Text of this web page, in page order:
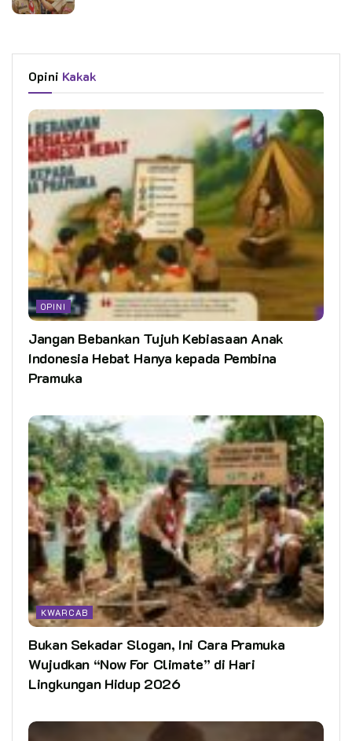
Opini Kakak
OPINI
Jangan Bebankan Tujuh Kebiasaan Anak
Indonesia Hebat Hanya kepada Pembina
Pramuka
KWARCAB
Bukan Sekadar Slogan, Ini Cara Pramuka
Wujudkan “Now For Climate” di Hari
Lingkungan Hidup 2026